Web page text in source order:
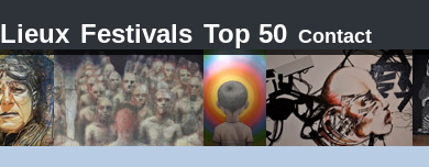
Lieux Festivals Top 50 Contact